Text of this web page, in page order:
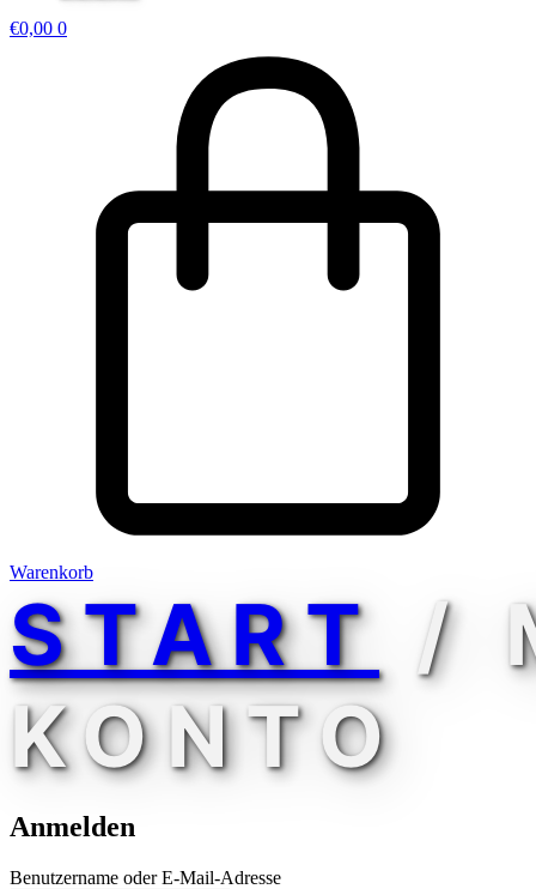
€0,00 0
Warenkorb
START /
KONTO
Anmelden
Benutzername oder E-Mail-Adresse